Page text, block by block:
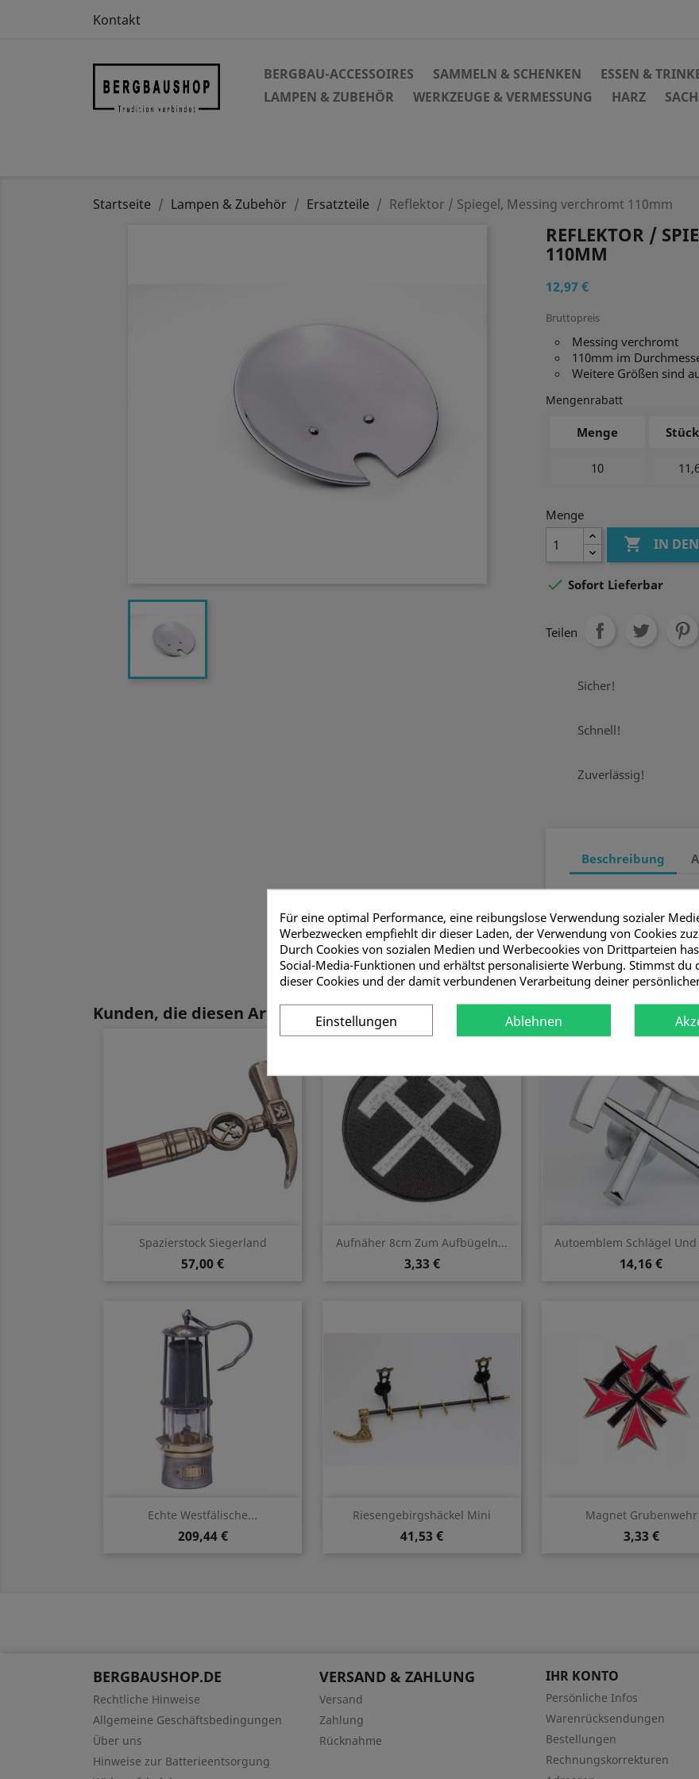
Kontakt
BERGBAU-ACCESSOIRES SAMMELN & SCHENKEN ESSEN &
LAMPEN & ZUBEHÖR
WERKZEUGE & VERMESSUNG HARZ
Startseite Lampen & Zubehör Ersatzteile Reflektor / Spiegel, Messing verchromt 110mm
REFLEKTOR /
110MM
12,97 €
Bruttopreis
Messing verchromt
110mm im
Weitere Größen sind
Mengenrabatt
Menge
10
Menge
 IN
 Sofort Lieferbar
Teilen
Sicher!
Schnell!
Zuverlässig!
Beschreibung
110mm im
Weitere Größen
Kunden, die diesen Artikel gekauft haben, kauften auch ...
Spazierstock Siegerland
57,00 €
Vorschau Aufnäher 8cm Zum Aufbügeln...
3,33 €
Vorschau Autoemblem Schlägel Und
14,16 €
Vorschau
Echte Westfälische...
209,44 €
Vorschau Riesengebirgshäckel Mini
41,53 €
Vorschau Magnet Grubenwehr
3,33 €
Vorschau
BERGBAUSHOP.DE
Rechtliche Hinweise
Allgemeine Geschäftsbedingungen
Über uns
Hinweise zur Batterieentsorgung
VERSAND & ZAHLUNG
Versand
Zahlung
Rücknahme
IHR KONTO
Persönliche Infos
Warenrücksendungen
Bestellungen
Rechnungskorrekturen
Für eine optimal Performance, eine reibungslose Verwendung sozialer
Werbezwecken empfiehlt dir dieser Laden, der Verwendung von Cookies
Durch Cookies von sozialen Medien und Werbecookies von Drittparteien
Social-Media-Funktionen und erhältst personalisierte Werbung. Stimmst du
dieser Cookies und der damit verbundenen Verarbeitung deiner
Einstellungen Ablehnen